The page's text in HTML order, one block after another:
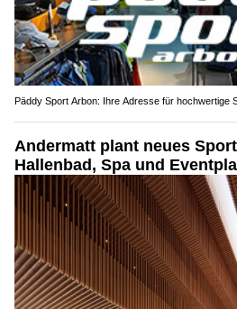
Päddy Sport Arbon: Ihre Adresse für hochwertige
Andermatt plant neues
Hallenbad, Spa und